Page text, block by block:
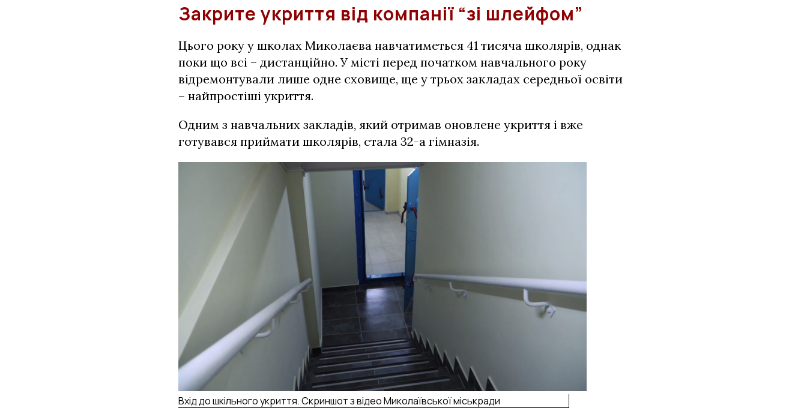
Закрите укриття від компанії “зі шлейфом”
Цього року у школах Миколаєва навчатиметься 41 тисяча школярів, однак
поки що всі – дистанційно. У місті перед початком навчального року
вiдремонтували лише одне сховище, ще у трьох закладах середньої освіти
– найпростiшi укриття.
Одним з навчальних закладів, який отримав оновлене укриття і вже
готувався приймати школярів, стала 32-а гімназія.
Вхід до шкільного укриття. Скриншот з відео Миколаївської міськради